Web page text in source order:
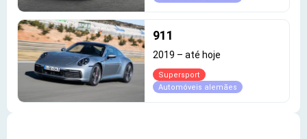
911
2019 – até hoje
Supersport
Automóveis alemães